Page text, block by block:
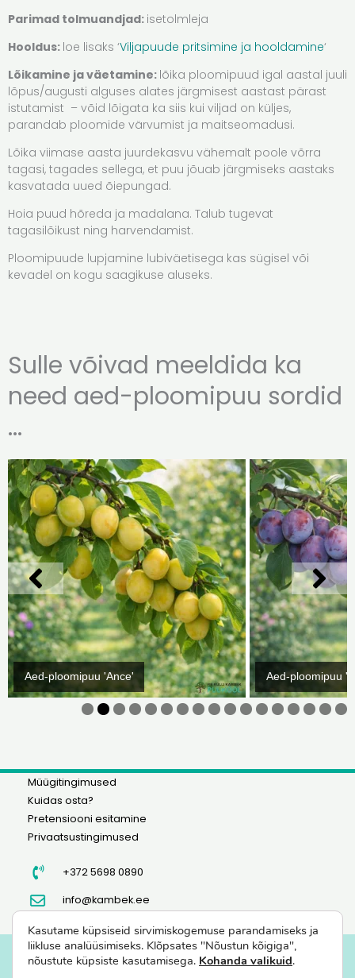
Parimad tolmuandjad: isetolmleja
Hooldus: loe lisaks ‘Viljapuude pritsimine ja hooldamine‘
Lõikamine ja väetamine: lõika ploomipuud igal aastal juuli
lõpus/augusti alguses alates järgmisest aastast pärast
istutamist – võid lõigata ka siis kui viljad on küljes,
parandab ploomide värvumist ja maitseomadusi.
Lõika viimase aasta juurdekasvu vähemalt poole võrra
tagasi, tagades sellega, et puu jõuab järgmiseks aastaks
kasvatada uued õiepungad.
Hoia puud hõreda ja madalana. Talub tugevat
tagasilõikust ning harvendamist.
Ploomipuude lupjamine lubiväetisega kas sügisel või
kevadel on kogu saagikuse aluseks.
Sulle võivad meeldida ka
need aed-ploomipuu sordid
...
Aed-ploomipuu 'Ance' Aed-ploomipuu
Müügitingimused
Kuidas osta?
Pretensiooni esitamine
Privaatsustingimused
+372 5698 0890
info@kambek.ee
Kasutame küpsiseid sirvimiskogemuse parandamiseks ja
liikluse analüüsimiseks. Klõpsates "Nõustun kõigiga",
nõustute küpsiste kasutamisega. Kohanda valikuid.